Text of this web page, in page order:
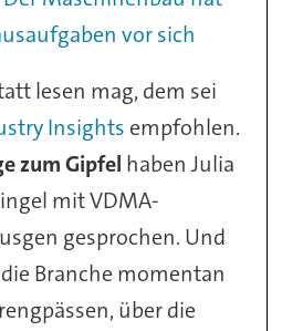
vor sich
lesen mag, dem sei
Insights empfohlen.
zum Gipfel haben Julia
mit VDMA-
gesprochen. Und
Branche momentan
über die